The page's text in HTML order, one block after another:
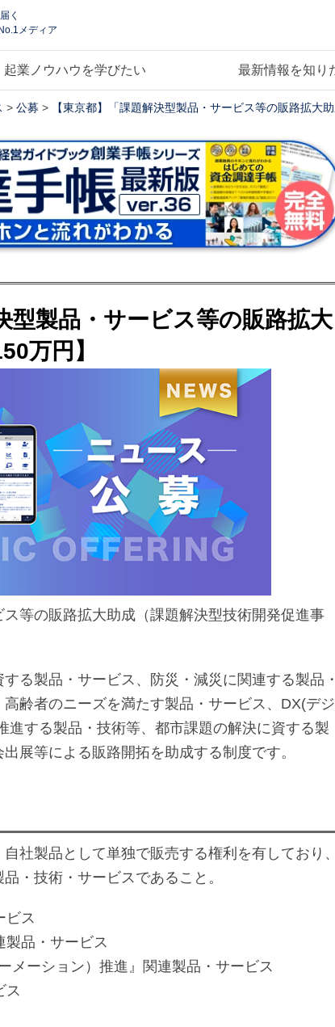
く
メディア
起業ノウハウを学びたい 最新情報を知り
> 公募 > 【東京都】「課題解決型製品・サービス等の販路拡大
型製品・サービス等の販路拡大
万円】
等の販路拡大助成（課題解決型技術開発促進事
る製品・サービス、防災・減災に関連する製品・
齢者のニーズを満たす製品・サービス、DX(デ
進する製品・技術等、都市課題の解決に資する製
展等による販路開拓を助成する制度です。
社製品として単独で販売する権利を有しており、
・技術・サービスであること。
ビス
製品・サービス
メーション）推進』関連製品・サービス
ス